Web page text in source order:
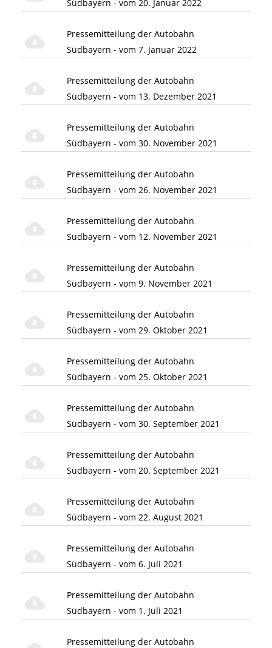
Südbayern - vom 20. Januar 2022
Pressemitteilung der Autobahn
Südbayern - vom 7. Januar 2022
Pressemitteilung der Autobahn
Südbayern - vom 13. Dezember 2021
Pressemitteilung der Autobahn
Südbayern - vom 30. November 2021
Pressemitteilung der Autobahn
Südbayern - vom 26. November 2021
Pressemitteilung der Autobahn
Südbayern - vom 12. November 2021
Pressemitteilung der Autobahn
Südbayern - vom 9. November 2021
Pressemitteilung der Autobahn
Südbayern - vom 29. Oktober 2021
Pressemitteilung der Autobahn
Südbayern - vom 25. Oktober 2021
Pressemitteilung der Autobahn
Südbayern - vom 30. September 2021
Pressemitteilung der Autobahn
Südbayern - vom 20. September 2021
Pressemitteilung der Autobahn
Südbayern - vom 22. August 2021
Pressemitteilung der Autobahn
Südbayern - vom 6. Juli 2021
Pressemitteilung der Autobahn
Südbayern - vom 1. Juli 2021
Pressemitteilung der Autobahn